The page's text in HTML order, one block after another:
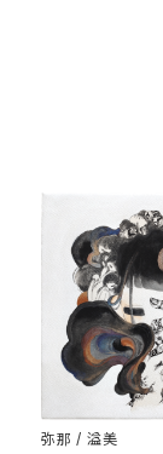
弥那 / 溢美